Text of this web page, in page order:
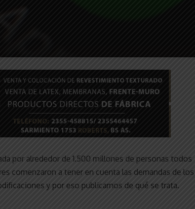
por alrededor de 1.500 millones de personas todos
comenzaron a tener en cuenta las demandas de los
y por eso publicamos de qué se trata.